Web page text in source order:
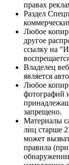
правах
Раздел
Любое
другое
ссылку на
Владелец
является
Любое
фотографий
запрещено.
Материалы
лиц старше
может
правила